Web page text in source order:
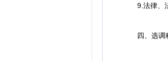
9.法律、法
四、选调